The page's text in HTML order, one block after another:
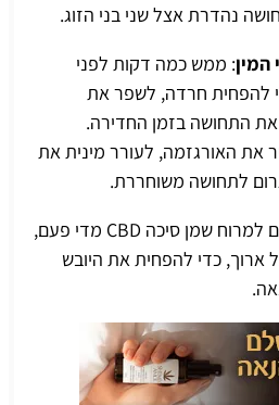
נהדרת אצל שני בני הזוג.
המין: ממש כמה דקות לפני
להפחית חרדה, לשפר את
התחושה בזמן החדירה.
את האורגזמה, לעורר מינית את
לתחושה משוחררת.
: עליכם למרוח שמן סיכה CBD מדי פעם,
ארוך, כדי להפחית את היובש